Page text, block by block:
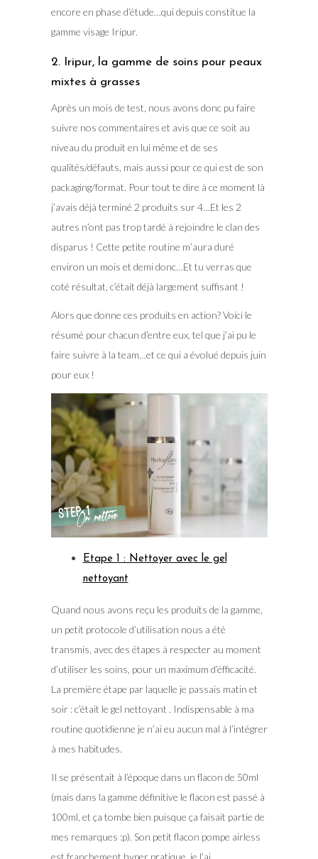
encore en phase d’étude…qui depuis constitue la
gamme visage Iripur.
2. Iripur, la gamme de soins pour peaux
mixtes à grasses
Après un mois de test, nous avons donc pu faire
suivre nos commentaires et avis que ce soit au
niveau du produit en lui même et de ses
qualités/défauts, mais aussi pour ce qui est de son
packaging/format. Pour tout te dire à ce moment là
j’avais déjà terminé 2 produits sur 4…Et les 2
autres n’ont pas trop tardé à rejoindre le clan des
disparus ! Cette petite routine m’aura duré
environ un mois et demi donc…Et tu verras que
coté résultat, c’était déjà largement suffisant !
Alors que donne ces produits en action? Voici le
résumé pour chacun d’entre eux, tel que j’ai pu le
faire suivre à la team…et ce qui a évolué depuis juin
pour eux !
Etape 1 : Nettoyer avec le gel
nettoyant
Quand nous avons reçu les produits de la gamme,
un petit protocole d’utilisation nous a été
transmis, avec des étapes à respecter au moment
d’utiliser les soins, pour un maximum d’éfficacité.
La première étape par laquelle je passais matin et
soir : c’était le gel nettoyant . Indispensable à ma
routine quotidienne je n’ai eu aucun mal à l’intégrer
à mes habitudes.
Il se présentait à l’époque dans un flacon de 50ml
(mais dans la gamme définitive le flacon est passé à
100ml, et ça tombe bien puisque ça faisait partie de
mes remarques :p). Son petit flacon pompe airless
est franchement hyper pratique, je l’ai